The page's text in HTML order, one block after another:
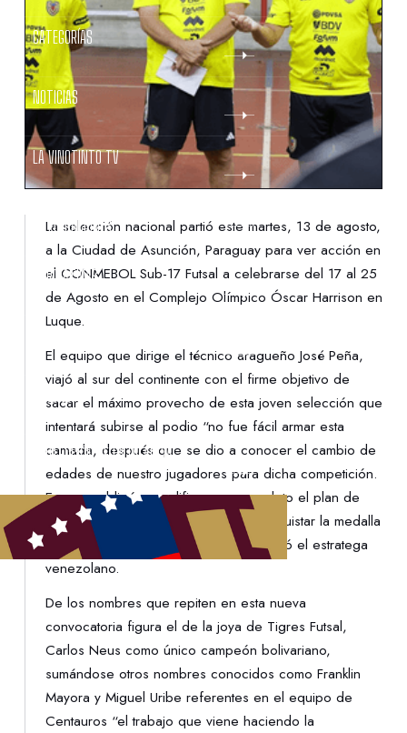
CATEGORÍAS
NOTICIAS
LA VINOTINTO TV
NOTIFICACIONES
NORMATIVAS
PROTECCIÓN DE LA INFANCIA
La selección nacional partió este martes, 13 de agosto,
a la Ciudad de Asunción, Paraguay para ver acción en
el CONMEBOL Sub-17 Futsal a celebrarse del 17 al 25
de Agosto en el Complejo Olímpico Óscar Harrison en
Luque.
El equipo que dirige el técnico aragueño José Peña,
viajó al sur del continente con el firme objetivo de
sacar el máximo provecho de esta joven selección que
intentará subirse al podio “no fue fácil armar esta
camada, después que se dio a conocer el cambio de
edades de nuestro jugadores para dicha competición.
Eso nos obligó a modificar por completo el plan de
trabajo con la base que venía de conquistar la medalla
de Oro en los Juegos Bolivarianos” atinó el estratega
venezolano.
De los nombres que repiten en esta nueva
convocatoria figura el de la joya de Tigres Futsal,
Carlos Neus como único campeón bolivariano,
sumándose otros nombres conocidos como Franklin
Mayora y Miguel Uribe referentes en el equipo de
Centauros “el trabajo que viene haciendo la